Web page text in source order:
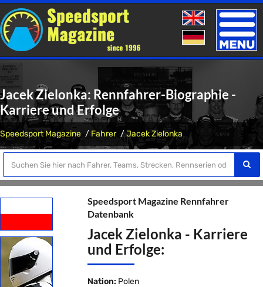
Toggle
Jacek Zielonka: Rennfahrer-Biographie -
Karriere und Erfolge
Speedsport Magazine Fahrer Jacek Zielonka
Speedsport Magazine Rennfahrer
Datenbank
Jacek Zielonka - Karriere
und Erfolge:
Nation: Polen